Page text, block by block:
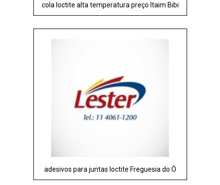
cola loctite alta temperatura preço Itaim Bibi
adesivos para juntas loctite Freguesia do Ó